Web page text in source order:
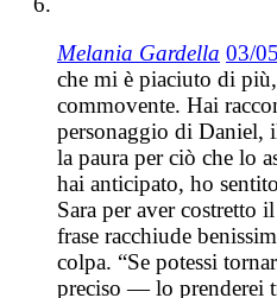
Melania Gardella 03/
che mi è piaciuto di
commovente. Hai
personaggio di Daniel,
la paura per ciò che lo
hai anticipato, ho
Sara per aver costretto
frase racchiude
colpa. “Se potessi
preciso — lo prenderei